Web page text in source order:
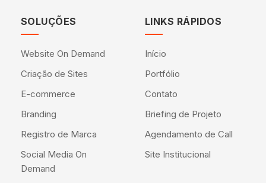
SOLUÇÕES
Website On Demand
Criação de Sites
E-commerce
Branding
Registro de Marca
Social Media On
Demand
LINKS RÁPIDOS
Início
Portfólio
Contato
Briefing de Projeto
Agendamento de Call
Site Institucional